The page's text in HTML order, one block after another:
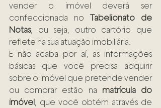
vender o imóvel deverá ser
confeccionada no Tabelionato de
Notas, ou seja, outro cartório que
reflete na sua atuação imobiliária.
E não acaba por aí, as informações
básicas que você precisa adquirir
sobre o imóvel que pretende vender
ou comprar estão na matrícula do
imóvel , que você obtém através de